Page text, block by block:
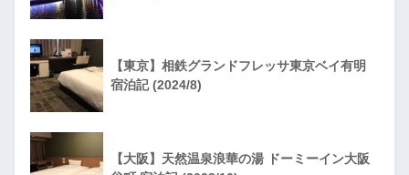
【東京】相鉄グランドフレッサ東京ベイ有明
宿泊記 (2024/8)
【大阪】天然温泉浪華の湯 ドーミーイン大阪